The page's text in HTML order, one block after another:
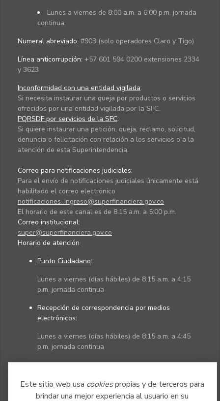
Este sitio web usa cookiespropias y de terceros para
brindar una mejor experiencia al usuario en su
Lunes a viernes de 8:00 a.m. a 6:00 p.m. jornada
continua.
Numeral abreviado: #903 (solo operadores Claro y Tigo)
Línea anticorrupción: +57 601 594 0200 extensiones 2334
y 3623
Inconformidad con una entidad vigilada:
Si necesita instaurar una queja por productos o servicios
ofrecidos por una entidad vigilada por la SFC.
PQRSDF por servicios de la SFC:
Si quiere instaurar una petición, queja, reclamo, solicitud,
denuncia o felicitación con relación a los servicios o a la
atención de esta Superintendencia.
Correo para notificaciones judiciales:
Para el envío de notificaciones judiciales únicamente está
habilitado el correo electrónico
notificaciones_ingreso@superfinanciera.gov.co
El horario de este canal es de 8:15 a.m. a 5:00 p.m.
Correo institucional:
super@superfinanciera.gov.co
Horario de atención
Punto Ciudadano:
Lunes a viernes (días hábiles) de 8:15 a.m. a 4:15
p.m. jornada continua
Recepción de correspondencia por medios
electrónicos:
Lunes a viernes (días hábiles) de 8:15 a.m. a 4:45
p.m. jornada continua